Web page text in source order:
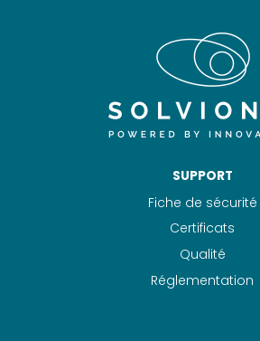
SUPPORT
Fiche de sécurité
Certificats
Qualité
Réglementation